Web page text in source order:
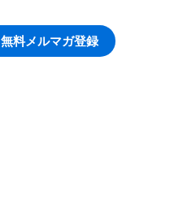
無料メルマガ登録